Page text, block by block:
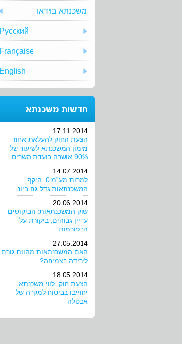
משכנתא בוידאו
Русский
Française
English
חדשות משכנתא
17.11.2014
הצעת החוק להעלאת אחוז
מימון המשכנתא לשיעור של
90% אושרה בועדת השרים
14.07.2014
למרות מע”מ 0: היקף
המשכנתאות גדל גם ביוני
20.06.2014
שוק המשכנתאות: הביקושים
עדיין גבוהים, ביקורת על
הרפורמות
27.05.2014
האם המשכנתאות מהוות גורם
לירידה בצמיחה?
18.05.2014
הצעת חוק: לווי משכנתא
יחוייבו בביטוח למקרה של
אבטלה